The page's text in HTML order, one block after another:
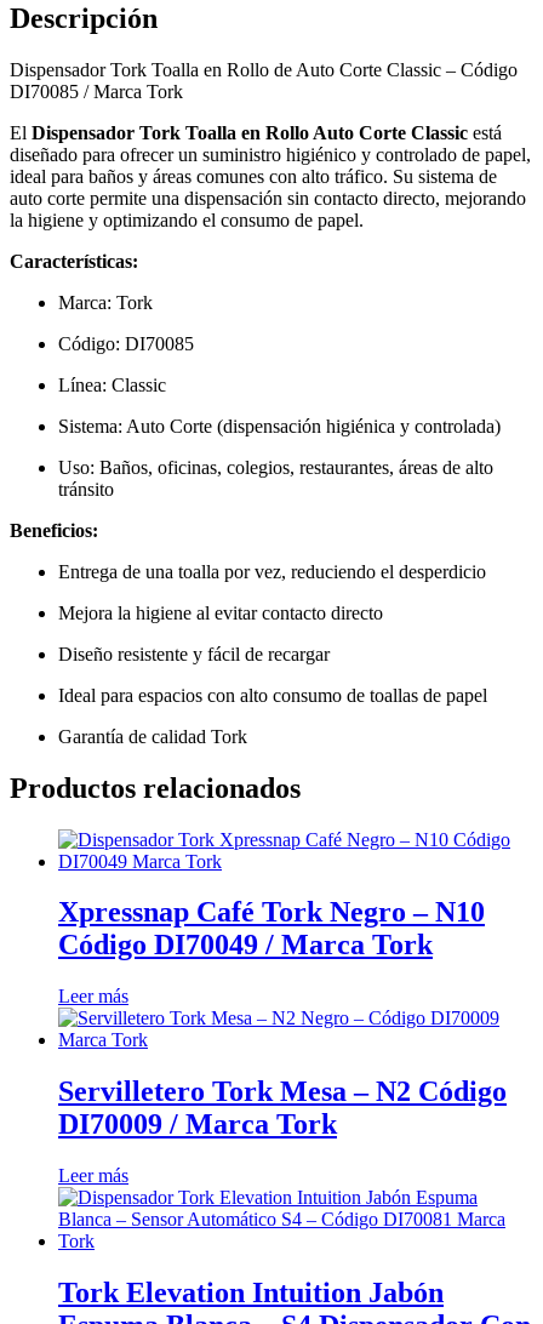
Descripción
Dispensador Tork Toalla en Rollo de Auto Corte Classic – Código
DI70085 / Marca Tork
El Dispensador Tork Toalla en Rollo Auto Corte Classic está
diseñado para ofrecer un suministro higiénico y controlado de papel,
ideal para baños y áreas comunes con alto tráfico. Su sistema de
auto corte permite una dispensación sin contacto directo, mejorando
la higiene y optimizando el consumo de papel.
Características:
Marca: Tork
Código: DI70085
Línea: Classic
Sistema: Auto Corte (dispensación higiénica y controlada)
Uso: Baños, oficinas, colegios, restaurantes, áreas de alto
tránsito
Beneficios:
Entrega de una toalla por vez, reduciendo el desperdicio
Mejora la higiene al evitar contacto directo
Diseño resistente y fácil de recargar
Ideal para espacios con alto consumo de toallas de papel
Garantía de calidad Tork
Productos relacionados
Xpressnap Café Tork Negro – N10
Código DI70049 / Marca Tork
Leer más
Servilletero Tork Mesa – N2 Código
DI70009 / Marca Tork
Leer más
Tork Elevation Intuition Jabón